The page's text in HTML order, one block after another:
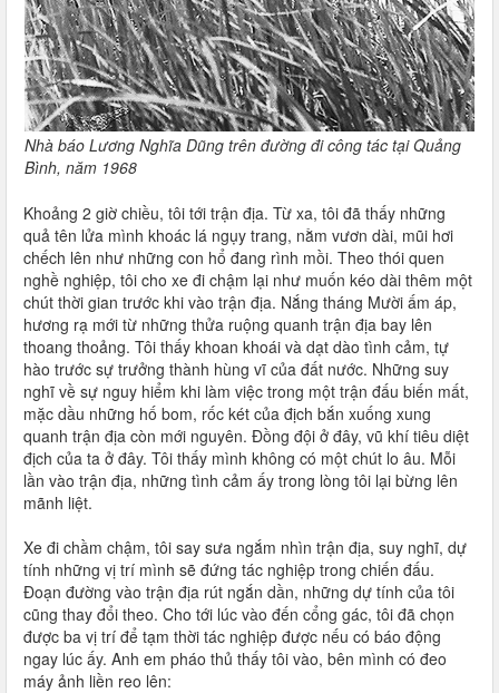
Nhà báo Lương Nghĩa Dũng trên đường đi công tác tại Quảng
Bình, năm 1968
Khoảng 2 giờ chiều, tôi tới trận địa. Từ xa, tôi đã thấy những
quả tên lửa mình khoác lá ngụy trang, nằm vươn dài, mũi hơi
chếch lên như những con hổ đang rình mồi. Theo thói quen
nghề nghiệp, tôi cho xe đi chậm lại như muốn kéo dài thêm một
chút thời gian trước khi vào trận địa. Nắng tháng Mười ấm áp,
hương rạ mới từ những thửa ruộng quanh trận địa bay lên
thoang thoảng. Tôi thấy khoan khoái và dạt dào tình cảm, tự
hào trước sự trưởng thành hùng vĩ của đất nước. Những suy
nghĩ về sự nguy hiểm khi làm việc trong một trận đấu biến mất,
mặc dầu những hố bom, rốc két của địch bắn xuống xung
quanh trận địa còn mới nguyên. Đồng đội ở đây, vũ khí tiêu diệt
địch của ta ở đây. Tôi thấy mình không có một chút lo âu. Mỗi
lần vào trận địa, những tình cảm ấy trong lòng tôi lại bừng lên
mãnh liệt.
Xe đi chầm chậm, tôi say sưa ngắm nhìn trận địa, suy nghĩ, dự
tính những vị trí mình sẽ đứng tác nghiệp trong chiến đấu.
Đoạn đường vào trận địa rút ngắn dần, những dự tính của tôi
cũng thay đổi theo. Cho tới lúc vào đến cổng gác, tôi đã chọn
được ba vị trí để tạm thời tác nghiệp được nếu có báo động
ngay lúc ấy. Anh em pháo thủ thấy tôi vào, bên mình có đeo
máy ảnh liền reo lên: